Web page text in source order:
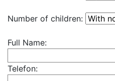
Number of children:
Full Name:
Telefon: